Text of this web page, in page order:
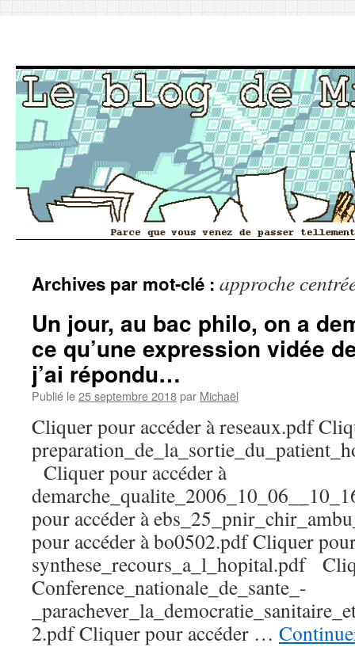
au
contenu
Archives par mot-clé : approche
Un jour, au bac philo, on a
ce qu’une expression vidée
j’ai répondu…
Publié le25 septembre 2018par Michaël
Cliquer pour accéder à reseaux.pdf
Cliquer pour accéder à
pour accéder à
pour accéder à bo0502.pdf Cliquer
synthese_recours_a_l_hopital.pdf
Conference_nationale_de_sante_-
2.pdf Cliquer pour accéder …